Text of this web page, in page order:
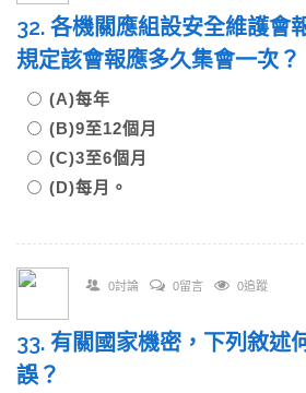
32. 各機關應組設安全維護會
規定該會報應多久集會一次
(A)每年
(B)9至12個月
(C)3至6個月
(D)每月。
0討論 0留言 0追蹤
33. 有關國家機密，下列敘述
誤？